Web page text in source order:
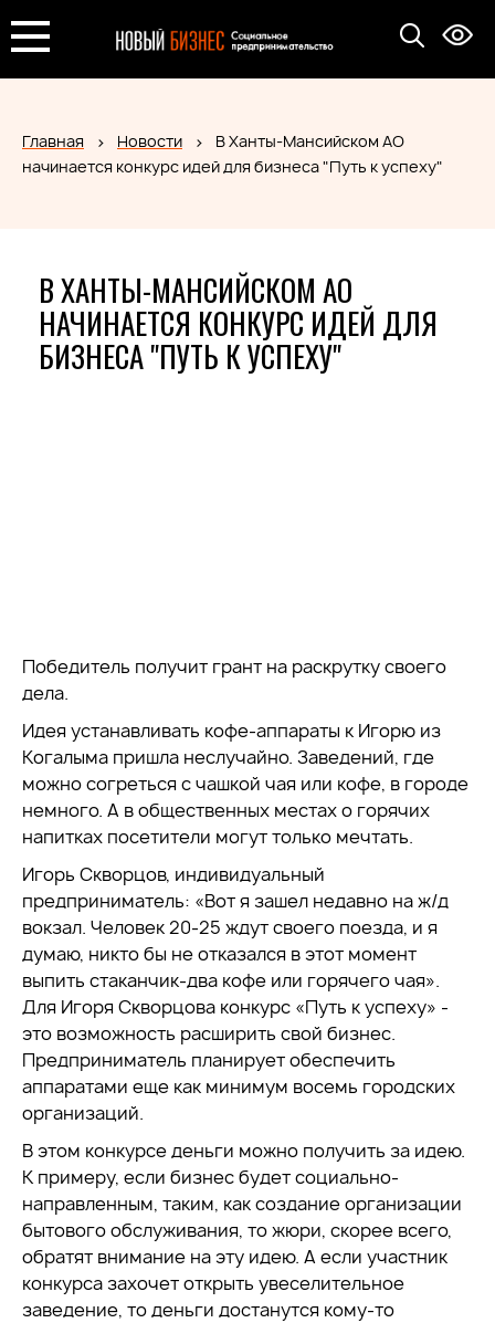
Главная Новости
В Ханты-Мансийском АО
начинается конкурс идей для бизнеса "Путь к успеху"
В ХАНТЫ-МАНСИЙСКОМ АО
НАЧИНАЕТСЯ КОНКУРС ИДЕЙ ДЛЯ
БИЗНЕСА "ПУТЬ К УСПЕХУ"
Победитель получит грант на раскрутку своего
дела.
Идея устанавливать кофе-аппараты к Игорю из
Когалыма пришла неслучайно. Заведений, где
можно согреться с чашкой чая или кофе, в городе
немного. А в общественных местах о горячих
напитках посетители могут только мечтать.
Игорь Скворцов, индивидуальный
предприниматель: «Вот я зашел недавно на ж/д
вокзал. Человек 20-25 ждут своего поезда, и я
думаю, никто бы не отказался в этот момент
выпить стаканчик-два кофе или горячего чая».
Для Игоря Скворцова конкурс «Путь к успеху» -
это возможность расширить свой бизнес.
Предприниматель планирует обеспечить
аппаратами еще как минимум восемь городских
организаций.
В этом конкурсе деньги можно получить за идею.
К примеру, если бизнес будет социально-
направленным, таким, как создание организации
бытового обслуживания, то жюри, скорее всего,
обратят внимание на эту идею. А если участник
конкурса захочет открыть увеселительное
заведение, то деньги достанутся кому-то